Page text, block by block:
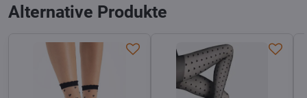
Alternative Produkte